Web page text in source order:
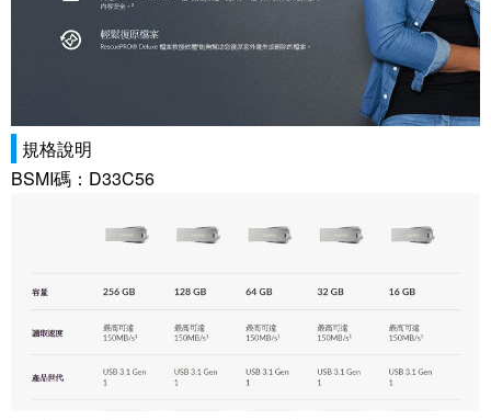
規格說明
BSMI碼：D33C56